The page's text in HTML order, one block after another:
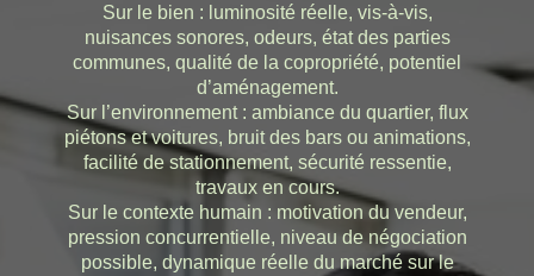
Sur le bien : luminosité réelle, vis-à-vis,
nuisances sonores, odeurs, état des parties
communes, qualité de la copropriété, potentiel
d’aménagement.
Sur l’environnement : ambiance du quartier, flux
piétons et voitures, bruit des bars ou animations,
facilité de stationnement, sécurité ressentie,
travaux en cours.
Sur le contexte humain : motivation du vendeur,
pression concurrentielle, niveau de négociation
possible, dynamique réelle du marché sur le